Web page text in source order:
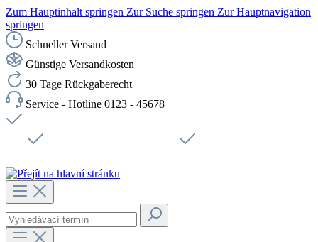
Zum Hauptinhalt springen Zur Suche springen Zur Hauptnavigation
springen
Schneller Versand
Günstige Versandkosten
30 Tage Rückgaberecht
Service - Hotline 0123 - 45678